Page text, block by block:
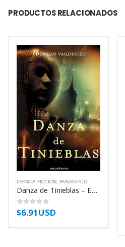
PRODUCTOS RELACIONADOS
CIENCIA FICCIÓN , FANTÁSTICO
Danza de Tinieblas – Eduardo Vaquerizo
0out of 5
$6.91USD